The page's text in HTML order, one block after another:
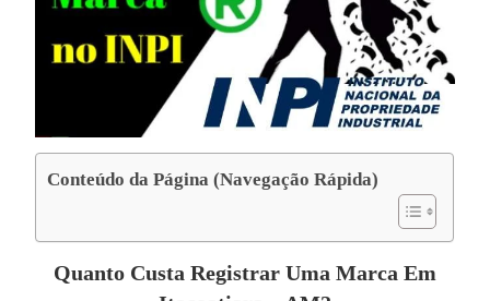
Conteúdo da Página (Navegação Rápida)
Quanto Custa Registrar Uma Marca Em